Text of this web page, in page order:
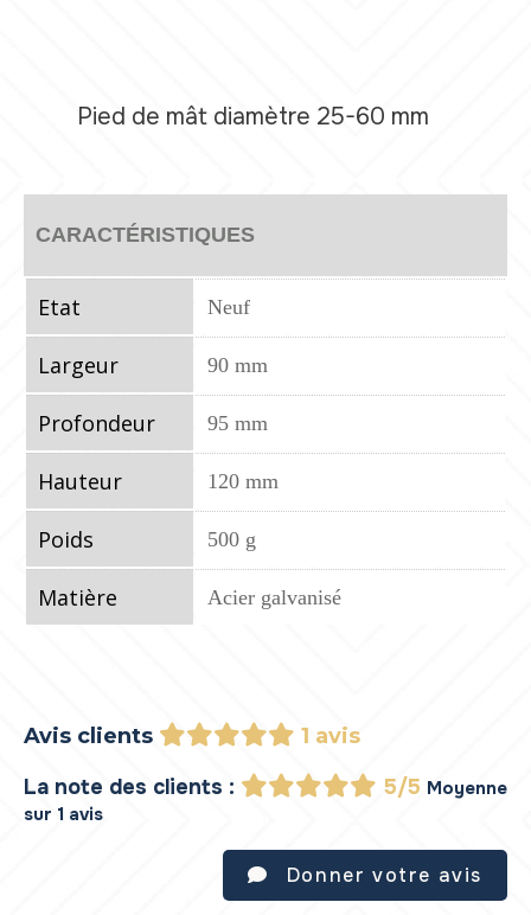
Pied de mât diamètre 25-60 mm
CARACTÉRISTIQUES
Etat Neuf
Largeur 90 mm
Profondeur 95 mm
Hauteur 120 mm
Poids 500 g
Matière Acier galvanisé
Avis clients
1 avis
La note des clients :
5/5 Moyenne
sur 1 avis
Donner votre avis